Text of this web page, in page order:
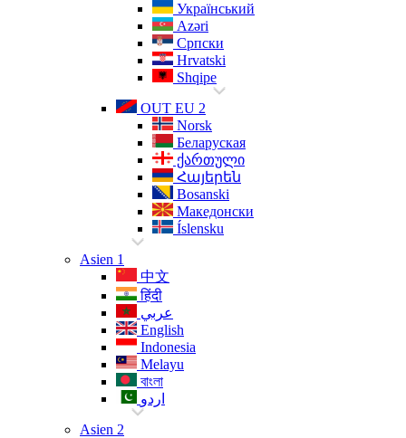
Український
Azəri
Српски
Hrvatski
Shqipe
OUT EU 2
Norsk
Беларуская
ქართული
Հայերեն
Bosanski
Македонски
Íslensku
Asien 1
中文
हिंदी
عربي
English
Indonesia
Melayu
বাংলা
اردو
Asien 2